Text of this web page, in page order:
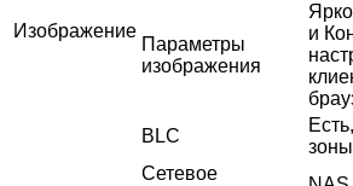
Изображение
Параметры
изображения
и
BLC
Есть,
зоны
Сетевое